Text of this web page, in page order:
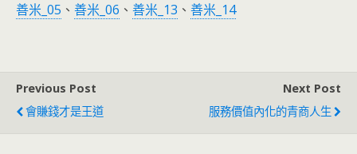
善米_05 、 善米 _06 、 善米_13 、 善米_14
Previous Post
會賺錢才是王道
Next Post
服務價值內化的青商人生